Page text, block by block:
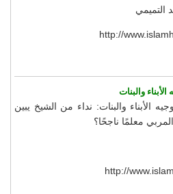
http://
والبنات
الأبناء والبنات: نداء من الشيخ يبين
معلمًا ناجحًا؟
http://